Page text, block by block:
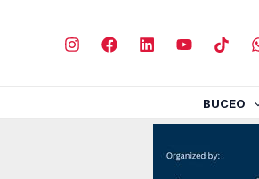
contenido
BUCEO